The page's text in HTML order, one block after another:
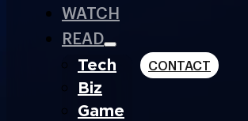
WATCH
READ
Tech
Biz
Game
CONTACT